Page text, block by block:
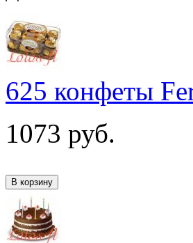
625 конфеты
1073 руб.